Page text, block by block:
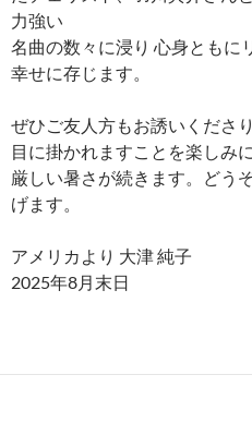
力強い
名曲の数々に浸り 心身ともに
幸せに存じます。
ぜひご友人方もお誘いくださ
目に掛かれますことを楽しみに
厳しい暑さが続きます。どう
げます。
アメリカより 大津 純子
2025年8月末日